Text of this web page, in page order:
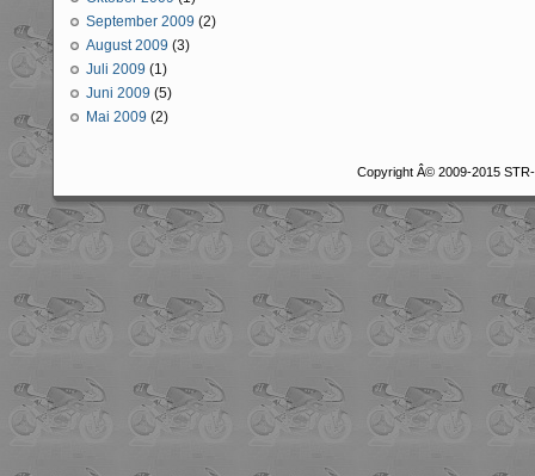
September 2009 (2)
August 2009 (3)
Juli 2009 (1)
Juni 2009 (5)
Mai 2009 (2)
Copyright Â© 2009-2015